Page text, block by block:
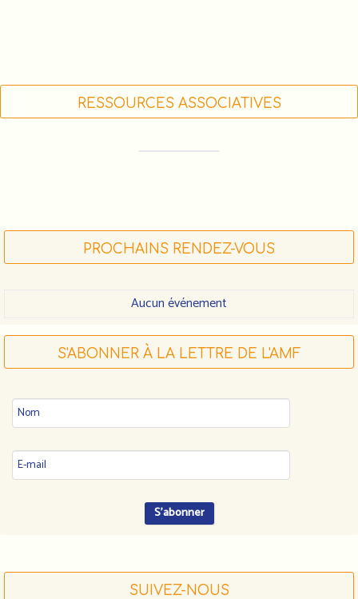
RESSOURCES ASSOCIATIVES
PROCHAINS RENDEZ-VOUS
Aucun événement
S'ABONNER À LA LETTRE DE L'AMF
SUIVEZ-NOUS